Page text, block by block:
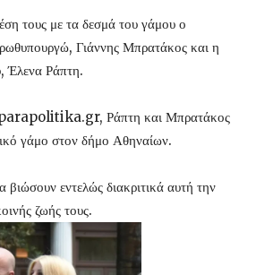
τους με τα δεσμά του γάμου ο
Γιάννης Μπρατάκος και η
Έλενα Ράπτη.
Ράπτη και Μπρατάκος
γάμο στον δήμο Αθηναίων.
βιώσουν εντελώς διακριτικά αυτή την
ζωής τους.